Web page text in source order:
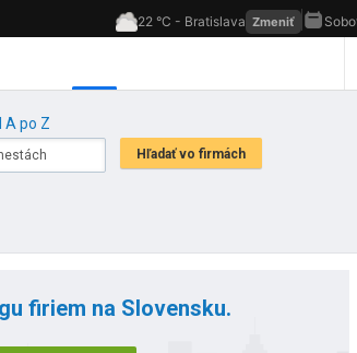
A po Z
firiem na Slovensku.